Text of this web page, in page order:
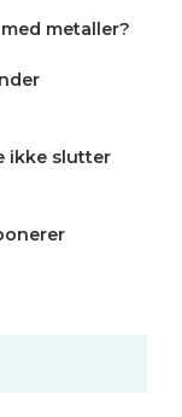
metaller?
ikke slutter